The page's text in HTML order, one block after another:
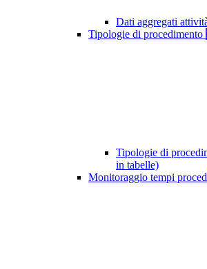
Dati aggregati
Tipologie di procedimento
Tipologie di
in tabelle)
Monitoraggio tempi